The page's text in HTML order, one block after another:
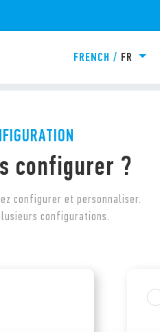
FRENCH / FR
configurer ?
configurer et personnaliser.
configurations.